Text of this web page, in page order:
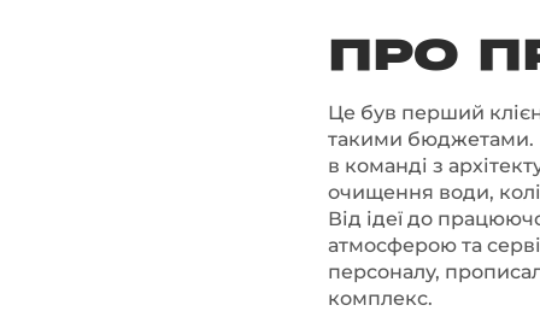
ПРО
Це був перший
такими бюджетами.
в команді з
очищення води,
Від ідеї до
атмосферою та
персоналу,
комплекс.